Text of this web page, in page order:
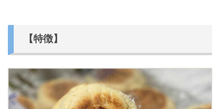
【特徴】